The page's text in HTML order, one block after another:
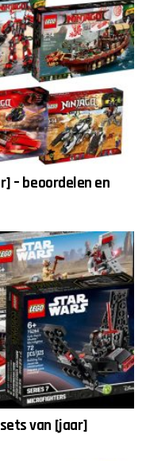
– beoordelen en
van [jaar]